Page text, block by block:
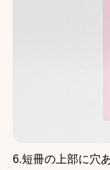
6.短冊の上部に穴